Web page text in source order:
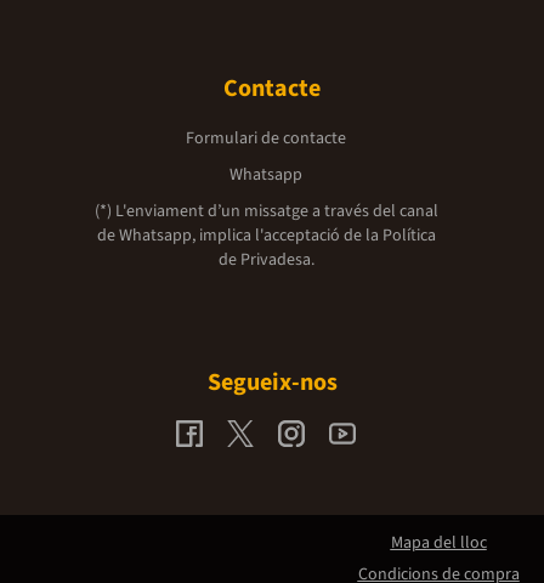
Contacte
Formulari de contacte
Whatsapp
(*) L'enviament d’un missatge a través del canal
de Whatsapp, implica l'acceptació de la Política
de Privadesa.
Segueix-nos
Mapa del lloc
Condicions de compra